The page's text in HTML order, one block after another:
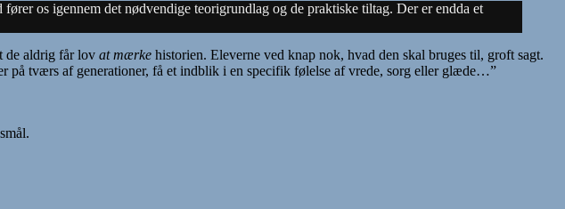
os igennem det nødvendige teorigrundlag og de praktiske tiltag. Der er endda et
de aldrig får lov at mærke historien. Eleverne ved knap nok, hvad den skal bruges til, groft sagt.
på tværs af generationer, få et indblik i en specifik følelse af vrede, sorg eller glæde…”